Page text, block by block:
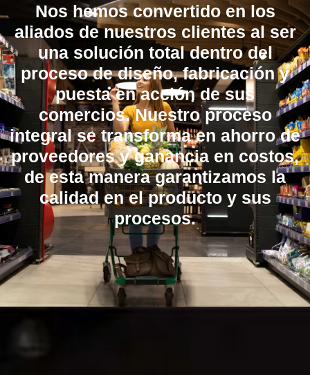
Nos hemos convertido en los
aliados de nuestros clientes al ser
una solución total dentro del
proceso de diseño, fabricación y
puesta en acción de sus
comercios. Nuestro proceso
integral se transforma en ahorro de
proveedores y ganancia en costos,
de esta manera garantizamos la
calidad en el producto y sus
procesos.